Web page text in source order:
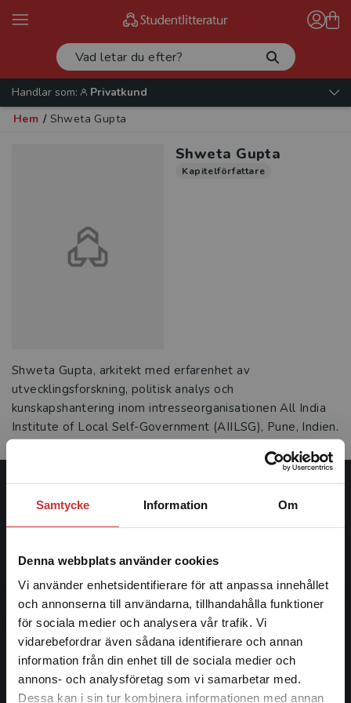
Samtycke Information Om
Denna webbplats använder cookies
Vi använder enhetsidentifierare för att anpassa innehållet
och annonserna till användarna, tillhandahålla funktioner
för sociala medier och analysera vår trafik. Vi
vidarebefordrar även sådana identifierare och annan
information från din enhet till de sociala medier och
annons- och analysföretag som vi samarbetar med.
Dessa kan i sin tur kombinera informationen med annan
Begränsad fraktregion
Handlar som:
Privatkund
Hem / Shweta Gupta
Shweta Gupta
Kapitelförfattare
Shweta Gupta, arkitekt med erfarenhet av
utvecklingsforskning, politisk analys och
kunskapshantering inom intresseorganisationen All India
Institute of Local Self-Government (AIILSG), Pune, Indien.
Studentlitteratur
ledande utbildningsförlag. Med läromedel, kurslitteratur,
informationstjänster i utbudet, finns Studentlitteratur med
längs hela kunskapsresan.
Kontakta oss
Kontakta oss